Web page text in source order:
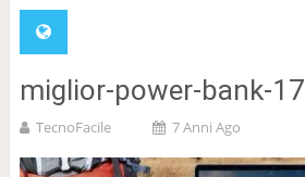
miglior-power-bank-17
TecnoFacile 7 Anni Ago